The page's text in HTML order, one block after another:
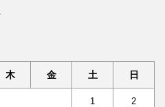
木 金 土 日
1 2